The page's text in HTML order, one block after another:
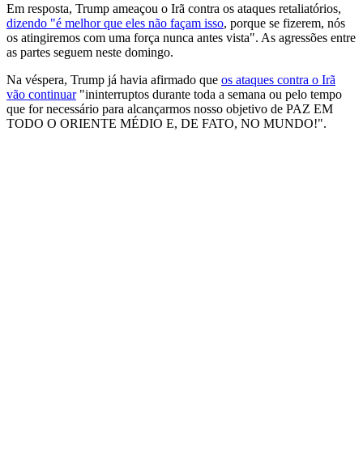
Em resposta, Trump ameaçou o Irã contra os ataques retaliatórios,
dizendo "é melhor que eles não façam isso, porque se fizerem, nós
os atingiremos com uma força nunca antes vista". As agressões entre
as partes seguem neste domingo.
Na véspera, Trump já havia afirmado que os ataques contra o Irã
vão continuar"ininterruptos durante toda a semana ou pelo tempo
que for necessário para alcançarmos nosso objetivo de PAZ EM
TODO O ORIENTE MÉDIO E, DE FATO, NO MUNDO!".